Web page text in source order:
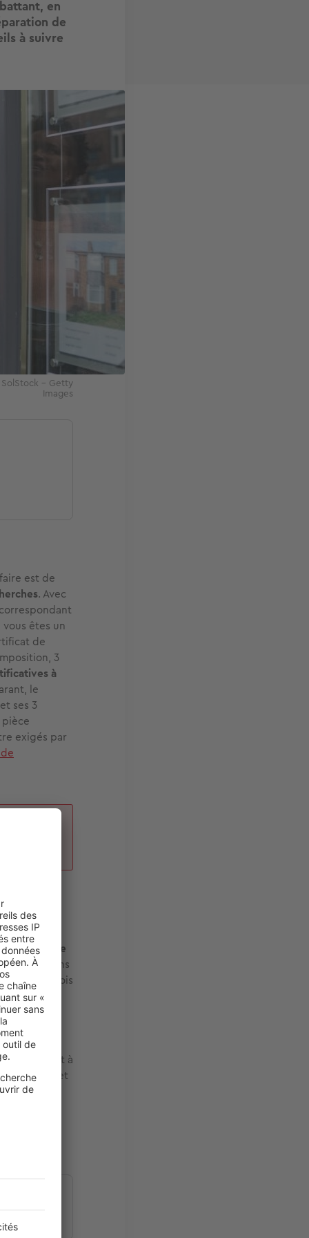
en
de
à suivre
- Getty
Images
est de
. Avec
êtes un
de
3
à
le
ses 3
exigés par
de
définir votre
quotidiens
Une fois
plus de
précisez
à
dossier et
(Action
avez un
à payer
loyer